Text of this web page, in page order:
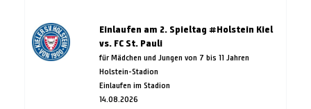
Einlaufen am 2. Spieltag #Holstein Kiel
vs. FC St. Pauli
für Mädchen und Jungen von 7 bis 11 Jahren
Holstein-Stadion
Einlaufen im Stadion
14.08.2026